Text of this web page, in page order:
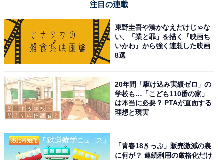
賞味期限は購入日から1年以上先
注目の連載
東野圭吾や湊かなえだけじゃな
い、「業と罪」を描く『映画ち
いかわ』から強く連想した映画
8選
20年間「駆け込み実績ゼロ」の
学校も…「こども110番の家」
は本当に必要？ PTAが直面する
理想と現実
「青春18きっぷ」販売激減の裏
に何が？ 連続利用の厳格化だけ